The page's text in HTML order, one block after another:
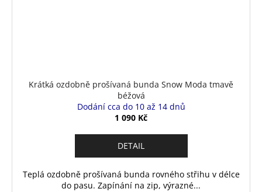
Krátká ozdobně prošívaná bunda Snow Moda tmavě
béžová
Dodání cca do 10 až 14 dnů
1 090 Kč
DETAIL
Teplá ozdobně prošívaná bunda rovného střihu v délce
do pasu. Zapínání na zip, výrazné...